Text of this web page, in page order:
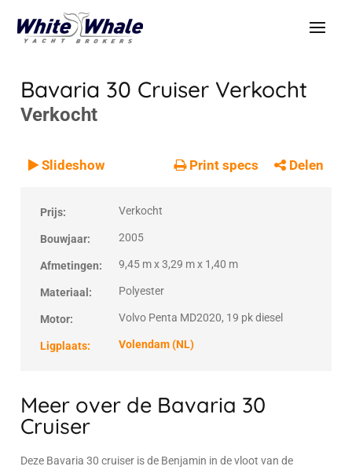
Bavaria 30 Cruiser Verkocht
Verkocht
VERKOCHT
Verkocht
Slideshow Print specs Delen
Prijs: Verkocht
Bouwjaar: 2005
Afmetingen: 9,45 m x 3,29 m x 1,40 m
Materiaal: Polyester
Motor: Volvo Penta MD2020, 19 pk diesel
Ligplaats: Volendam (NL)
Meer over de Bavaria 30
Cruiser
Deze Bavaria 30 cruiser is de Benjamin in de vloot van de